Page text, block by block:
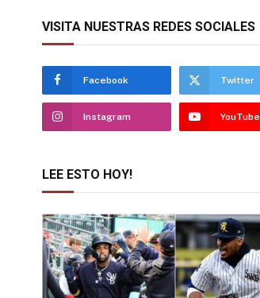
VISITA NUESTRAS REDES SOCIALES
Facebook Twitter
Instagram YouTube
LEE ESTO HOY!